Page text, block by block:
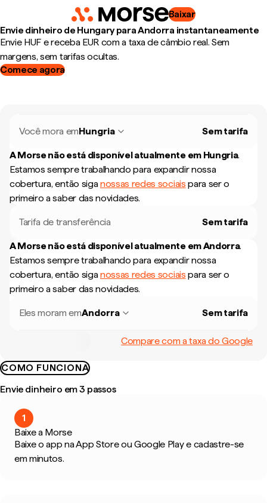
Baixar
Envie dinheiro de Hungary para Andorra instantaneamente
Envie HUF e receba EUR com a taxa de câmbio real. Sem
margens, sem tarifas ocultas.
Comece agora
Você mora emHungria Sem tarifa
A Morse não está disponível atualmente em Hungria.
Estamos sempre trabalhando para expandir nossa
cobertura, então siganossas redes sociais para ser o
primeiro a saber das novidades.
Tarifa de transferência Sem tarifa
A Morse não está disponível atualmente emAndorra.
Estamos sempre trabalhando para expandir nossa
cobertura, então siganossas redes sociais para ser o
primeiro a saber das novidades.
Eles moram emAndorra Sem tarifa
Compare com a taxa do Google
COMO FUNCIONA
Envie dinheiro em 3 passos
1
Baixe a Morse
Baixe o app na App Store ou Google Play e cadastre-se
em minutos.